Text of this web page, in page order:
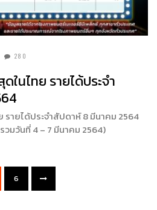
280
ในไทย รายได้ประจำ
ายได้ประจำสัปดาห์ 8 มีนาคม 2564
วมวันที่ 4 – 7 มีนาคม 2564)
6